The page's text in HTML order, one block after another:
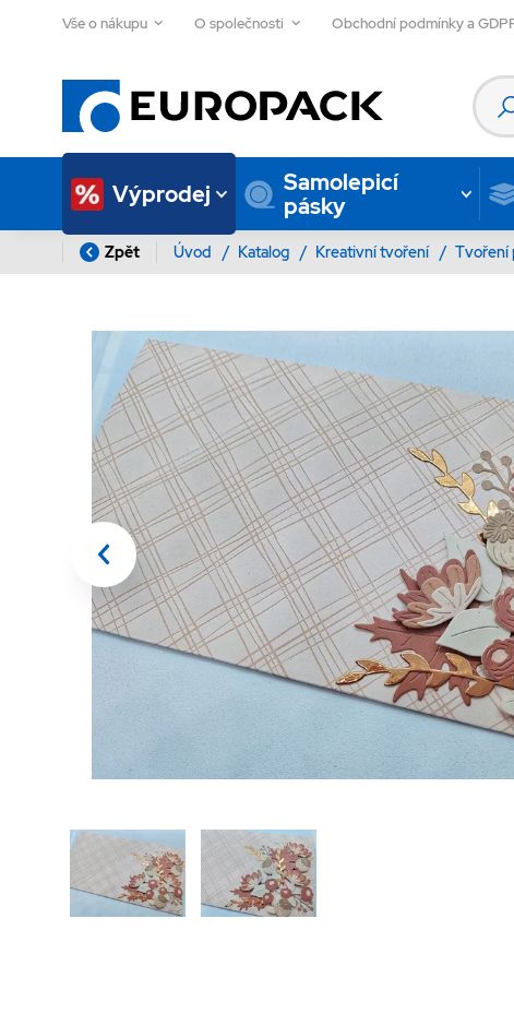
Vše o nákupu O společnosti Obchodní podmínky a
Výprodej
Samolepicí
pásky
Zpět Úvod / Katalog / Kreativní tvoření / Tvoření